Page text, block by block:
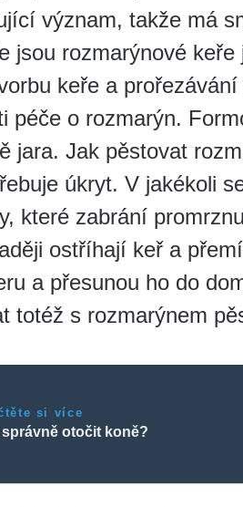
význam, takže má
jsou rozmarýnové keře
keře a
péče o rozmarýn.
jara. Jak pěstovat
úkryt. V jakékoli
které zabrání
ostříhají keř a
a přesunou ho do
totéž s rozmarýnem
si více
otočit koně?